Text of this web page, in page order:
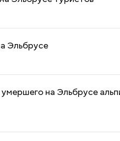
Эльбрусе
на Эльбрусе